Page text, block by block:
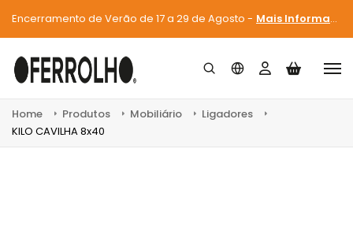
Encerramento de Verão de 17 a 29 de Agosto - Mais Informações
Home Produtos Mobiliário
Ligadores
KILO CAVILHA 8x40